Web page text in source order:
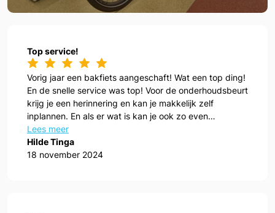
Top service!
Vorig jaar een bakfiets aangeschaft! Wat een top ding!
En de snelle service was top! Voor de onderhoudsbeurt
krijg je een herinnering en kan je makkelijk zelf
inplannen. En als er wat is kan je ook zo even
aanwippen!
Lees meer
Hilde Tinga
18 november 2024